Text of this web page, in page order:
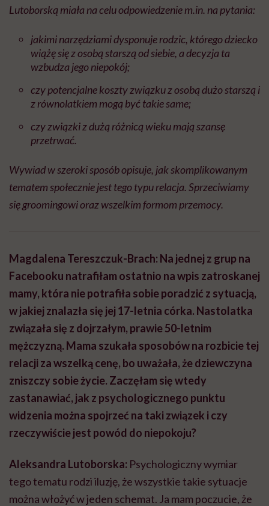
Lutoborską miała na celu odpowiedzeniem.in. na pytania:
jakimi narzędziami dysponuje rodzic, którego dziecko
wiążę się z osobą starszą od siebie, a decyzja ta
wzbudza jego niepokój;
czy potencjalne koszty związku z osobą dużo starszą i
z równolatkiem mogą być takie same;
czy związki z dużą różnicą wieku mają szansę
przetrwać.
Wywiad w szeroki sposób opisuje, jak skomplikowanym
tematem społecznie jest tego typu relacja. Sprzeciwiamy
się groomingowi oraz wszelkim formom przemocy.
Magdalena Tereszczuk-Brach: Na jednej z grup na
Facebooku natrafiłam ostatnio na wpis zatroskanej
mamy, która nie potrafiła sobie poradzić z sytuacją,
w jakiej znalazła się jej 17-letnia córka. Nastolatka
związała się z dojrzałym, prawie 50-letnim
mężczyzną. Mama szukała sposobów na rozbicie tej
relacji za wszelką cenę, bo uważała, że dziewczyna
zniszczy sobie życie. Zaczęłam się wtedy
zastanawiać, jak z psychologicznego punktu
widzenia można spojrzeć na taki związek i czy
rzeczywiście jest powód do niepokoju?
Aleksandra Lutoborska: Psychologiczny wymiar
tego tematu rodzi iluzję, że wszystkie takie sytuacje
można włożyć w jeden schemat. Ja mam poczucie, że